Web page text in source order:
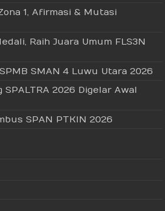
1, Afirmasi & Mutasi
Raih Juara Umum FLS3N
SMAN 4 Luwu Utara 2026
2026 Digelar Awal
SPAN PTKIN 2026